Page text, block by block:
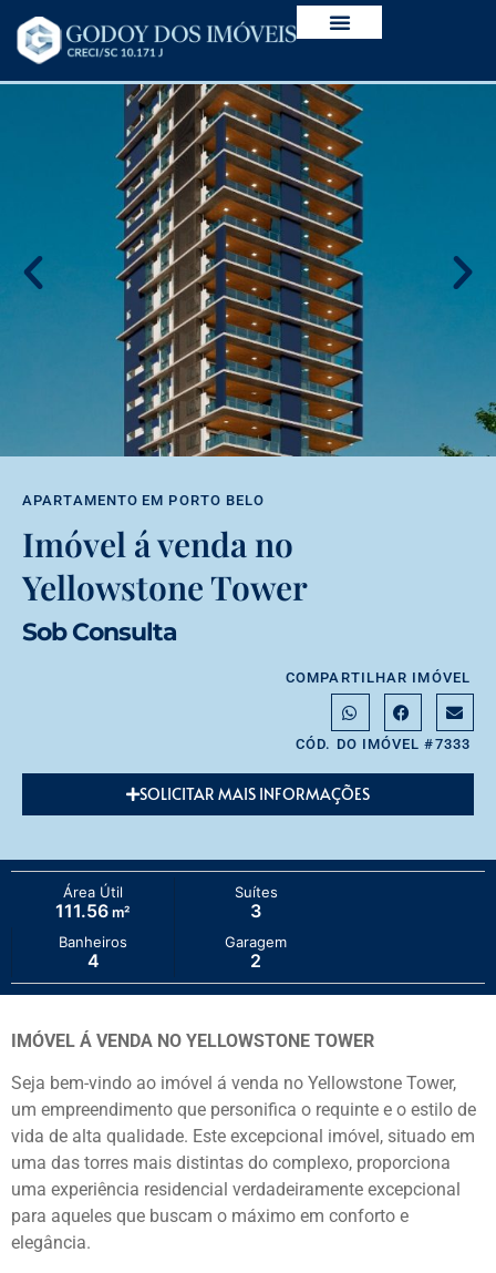
APARTAMENTO EM PORTO BELO
Imóvel á venda no
Yellowstone Tower
Sob Consulta
COMPARTILHAR IMÓVEL
CÓD. DO IMÓVEL #7333
SOLICITAR MAIS INFORMAÇÕES
Área Útil
111.56 m²
Suítes
3
Banheiros
4
Garagem
2
IMÓVEL Á VENDA NO YELLOWSTONE TOWER
Seja bem-vindo ao imóvel á venda no Yellowstone Tower,
um empreendimento que personifica o requinte e o estilo de
vida de alta qualidade. Este excepcional imóvel, situado em
uma das torres mais distintas do complexo, proporciona
uma experiência residencial verdadeiramente excepcional
para aqueles que buscam o máximo em conforto e
elegância.